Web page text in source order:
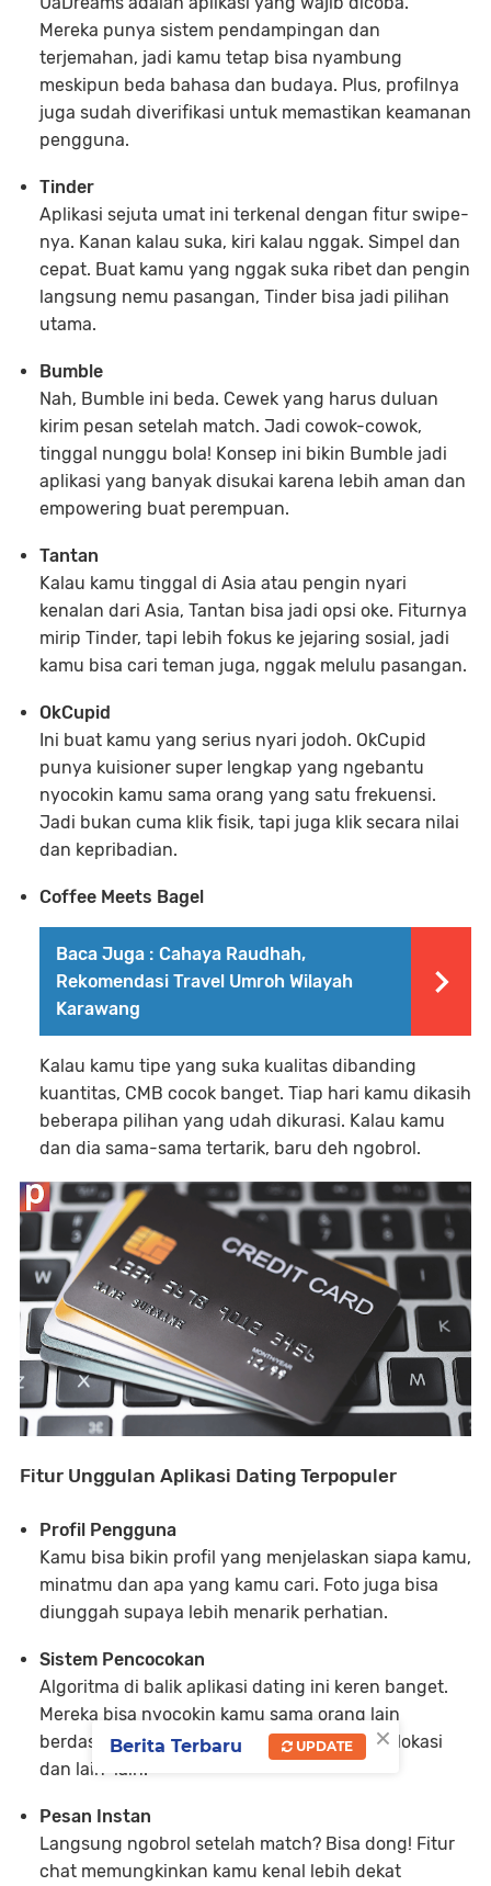
Mereka punya sistem pendampingan dan
terjemahan, jadi kamu tetap bisa nyambung
meskipun beda bahasa dan budaya. Plus, profilnya
juga sudah diverifikasi untuk memastikan keamanan
pengguna.
Tinder
Aplikasi sejuta umat ini terkenal dengan fitur swipe-
nya. Kanan kalau suka, kiri kalau nggak. Simpel dan
cepat. Buat kamu yang nggak suka ribet dan pengin
langsung nemu pasangan, Tinder bisa jadi pilihan
utama.
Bumble
Nah, Bumble ini beda. Cewek yang harus duluan
kirim pesan setelah match. Jadi cowok-cowok,
tinggal nunggu bola! Konsep ini bikin Bumble jadi
aplikasi yang banyak disukai karena lebih aman dan
empowering buat perempuan.
Tantan
Kalau kamu tinggal di Asia atau pengin nyari
kenalan dari Asia, Tantan bisa jadi opsi oke. Fiturnya
mirip Tinder, tapi lebih fokus ke jejaring sosial, jadi
kamu bisa cari teman juga, nggak melulu pasangan.
OkCupid
Ini buat kamu yang serius nyari jodoh. OkCupid
punya kuisioner super lengkap yang ngebantu
nyocokin kamu sama orang yang satu frekuensi.
Jadi bukan cuma klik fisik, tapi juga klik secara nilai
dan kepribadian.
Coffee Meets Bagel
Baca Juga : Cahaya Raudhah,
Rekomendasi Travel Umroh Wilayah
Karawang
Kalau kamu tipe yang suka kualitas dibanding
kuantitas, CMB cocok banget. Tiap hari kamu dikasih
beberapa pilihan yang udah dikurasi. Kalau kamu
dan dia sama-sama tertarik, baru deh ngobrol.
Fitur Unggulan Aplikasi Dating Terpopuler
Profil Pengguna
Kamu bisa bikin profil yang menjelaskan siapa kamu,
minatmu dan apa yang kamu cari. Foto juga bisa
diunggah supaya lebih menarik perhatian.
Sistem Pencocokan
Algoritma di balik aplikasi dating ini keren banget.
Mereka bisa nyocokin kamu sama orang lain
berdasarkan preferensi, jawaban kuisioner, lokasi
dan lain-lain.
Pesan Instan
Langsung ngobrol setelah match? Bisa dong! Fitur
chat memungkinkan kamu kenal lebih dekat
×
Berita Terbaru UPDATE